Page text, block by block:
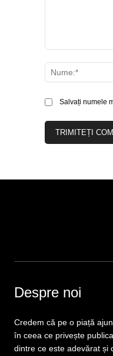
Salvați numele
Despre noi
Credem că pe o piață
în ceea ce privește
dintre ce este adevărat și